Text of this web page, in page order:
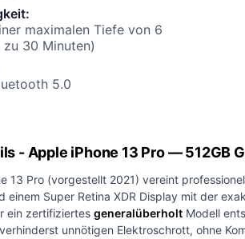
:
maximalen Tiefe von 6
30 Minuten)
5.0
- Apple iPhone 13 Pro — 512GB
13 Pro (vorgestellt 2021) vereint
einem Super Retina XDR Display mit der
ein zertifiziertes generalüberholt Modell
unnötigen Elektroschrott, ohne